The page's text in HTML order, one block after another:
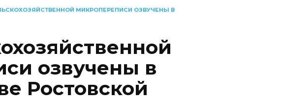
МИКРОПЕРЕПИСИ ОЗВУЧЕНЫ В
озвучены в
Ростовской